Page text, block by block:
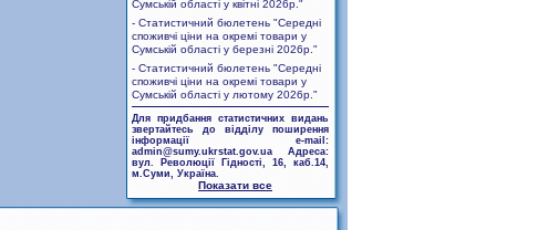
Сумській області у квітні 2026р."
- Статистичний бюлетень "Середні
споживчі ціни на окремі товари у
Сумській області у березні 2026р."
- Статистичний бюлетень "Середні
споживчі ціни на окремі товари у
Сумській області у лютому 2026р."
Для придбання статистичних видань
звертайтесь до відділу поширення
інформації e-mail:
admin@sumy.ukrstat.gov.ua Адреса:
вул. Революції Гідності, 16, каб.14,
м.Суми, Україна.
Показати все